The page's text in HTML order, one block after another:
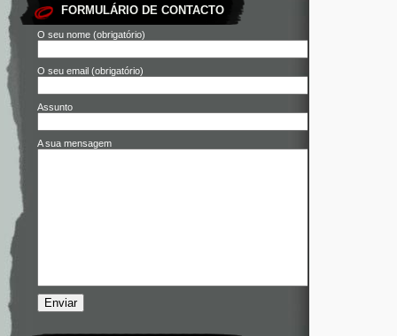
FORMULÁRIO DE CONTACTO
O seu nome (obrigatório)
O seu email (obrigatório)
Assunto
A sua mensagem